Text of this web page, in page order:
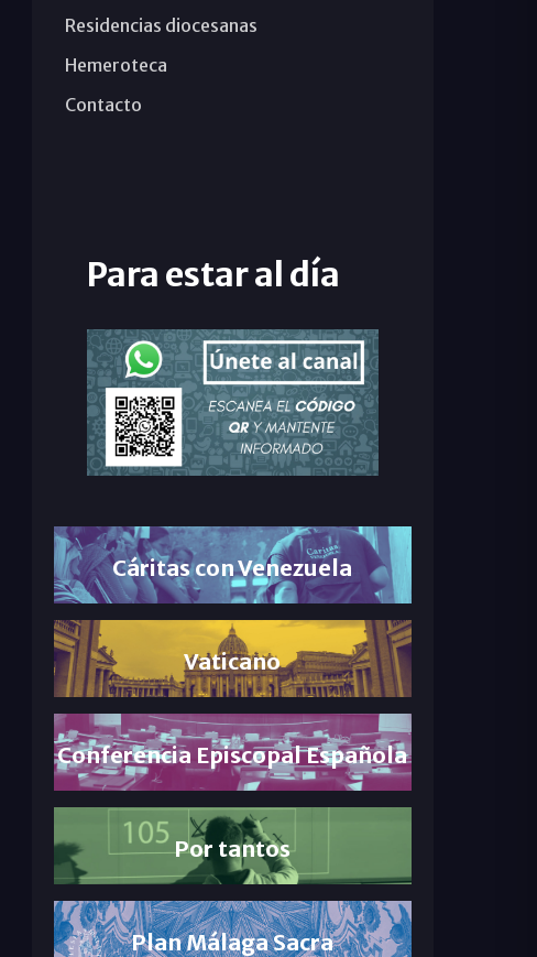
Residencias diocesanas
Hemeroteca
Contacto
Para estar al día
Cáritas con Venezuela
Vaticano
Conferencia Episcopal Española
Por tantos
Plan Málaga Sacra